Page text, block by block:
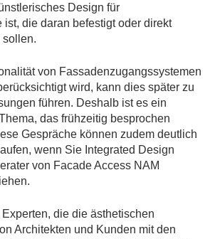
Design für
ist, die daran befestigt oder direkt
sollen.
von Fassadenzugangssystemen
wird, kann dies später zu
führen. Deshalb ist es ein
das frühzeitig besprochen
Gespräche können zudem deutlich
wenn Sie Integrated Design
von Facade Access NAM
Experten, die die ästhetischen
Architekten und Kunden mit den